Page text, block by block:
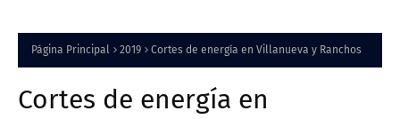
Página Principal 2019 Cortes de energía en Villanueva y Ranchos
Cortes de energía en